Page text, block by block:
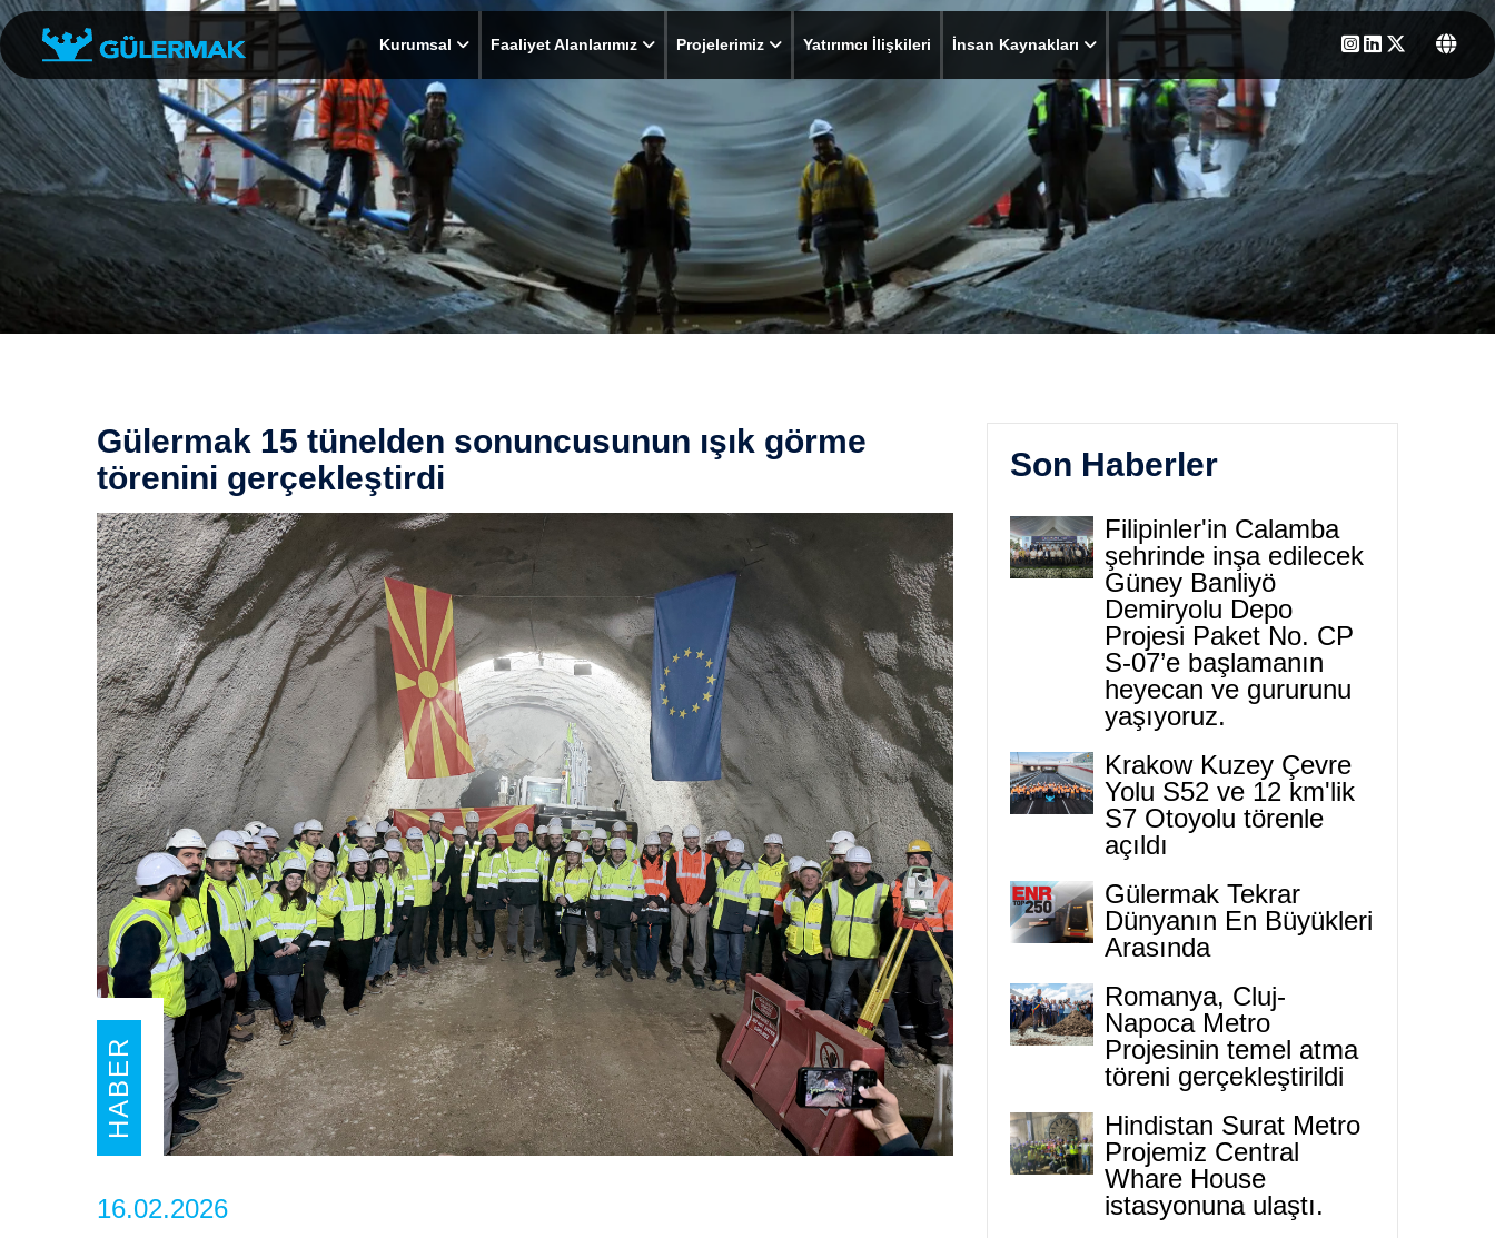
Kurumsal Faaliyet Alanlarımız Projelerimiz Yatırımcı İlişkileri İnsan Kaynakları
Gülermak 15 tünelden sonuncusunun ışık görme
törenini gerçekleştirdi
HABER
16.02.2026
Son Haberler
Filipinler'in Calamba
şehrinde inşa edilecek
Güney Banliyö
Demiryolu Depo
Projesi Paket No. CP
S-07’e başlamanın
heyecan ve gururunu
yaşıyoruz.
Krakow Kuzey Çevre
Yolu S52 ve 12 km'lik
S7 Otoyolu törenle
açıldı
Gülermak Tekrar
Dünyanın En Büyükleri
Arasında
Romanya, Cluj-
Napoca Metro
Projesinin temel atma
töreni gerçekleştirildi
Hindistan Surat Metro
Projemiz Central
Whare House
istasyonuna ulaştı.